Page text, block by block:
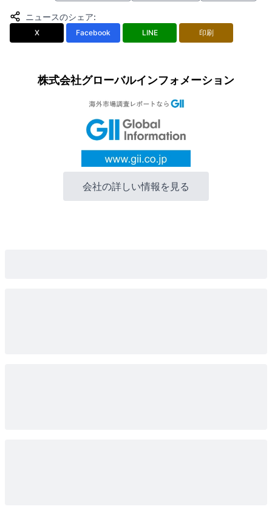
ニュースのシェア:
X Facebook LINE 印刷
株式会社グローバルインフォメーション
会社の詳しい情報を見る